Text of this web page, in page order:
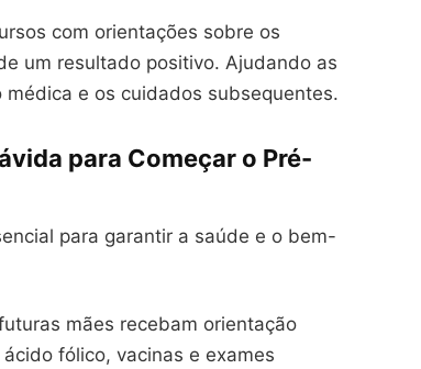
com orientações sobre os
um resultado positivo. Ajudando as
e os cuidados subsequentes.
para Começar o Pré-
para garantir a saúde e o bem-
mães recebam orientação
fólico, vacinas e exames